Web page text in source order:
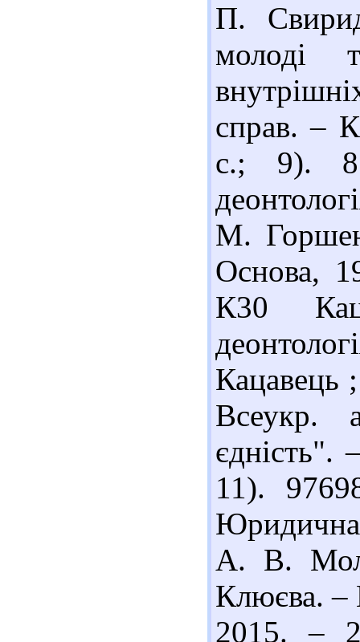
П.
молоді
справ. –
с.; 9).
М.
Основа,
К30
Кацавець
Всеукр.
11).
Юридична
А. В.
Клюєва. –
2015. –